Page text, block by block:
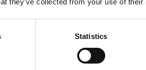
Statistics
Rolle bei der erfolgreichen Umsetzung
Bereitstellung (CI/CD)-